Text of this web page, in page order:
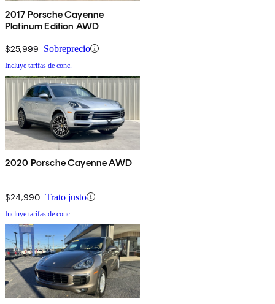
2017 Porsche Cayenne
Platinum Edition AWD
$25,999 Sobreprecio
Incluye tarifas de conc.
2020 Porsche Cayenne AWD
$24,990 Trato justo
Incluye tarifas de conc.